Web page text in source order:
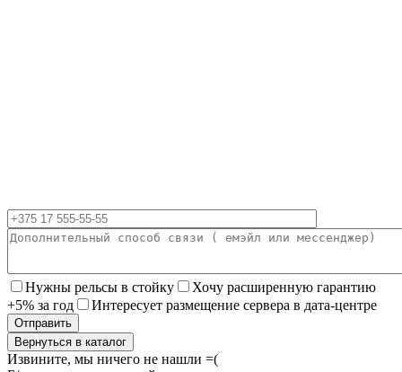
Нужны рельсы в стойку
Хочу расширенную гарантию
+5% за год
Интересует размещение сервера в дата-центре
Вернуться в каталог
Извините, мы ничего не нашли =(